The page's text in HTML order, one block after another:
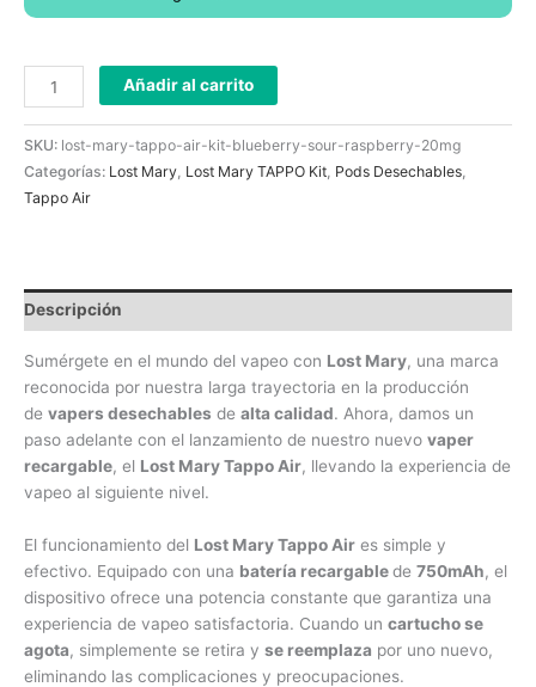
Añadir al carrito
SKU: lost-mary-tappo-air-kit-blueberry-sour-raspberry-20mg
Categorías: Lost Mary, Lost Mary TAPPO Kit, Pods Desechables,
Tappo Air
Descripción
Sumérgete en el mundo del vapeo con Lost Mary, una marca
reconocida por nuestra larga trayectoria en la producción
de vapers desechables de alta calidad. Ahora, damos un
paso adelante con el lanzamiento de nuestro nuevo vaper
recargable, el Lost Mary Tappo Air, llevando la experiencia de
vapeo al siguiente nivel.
El funcionamiento del Lost Mary Tappo Air es simple y
efectivo. Equipado con una batería recargablede 750mAh, el
dispositivo ofrece una potencia constante que garantiza una
experiencia de vapeo satisfactoria. Cuando un cartucho se
agota, simplemente se retira y se reemplaza por uno nuevo,
eliminando las complicaciones y preocupaciones.